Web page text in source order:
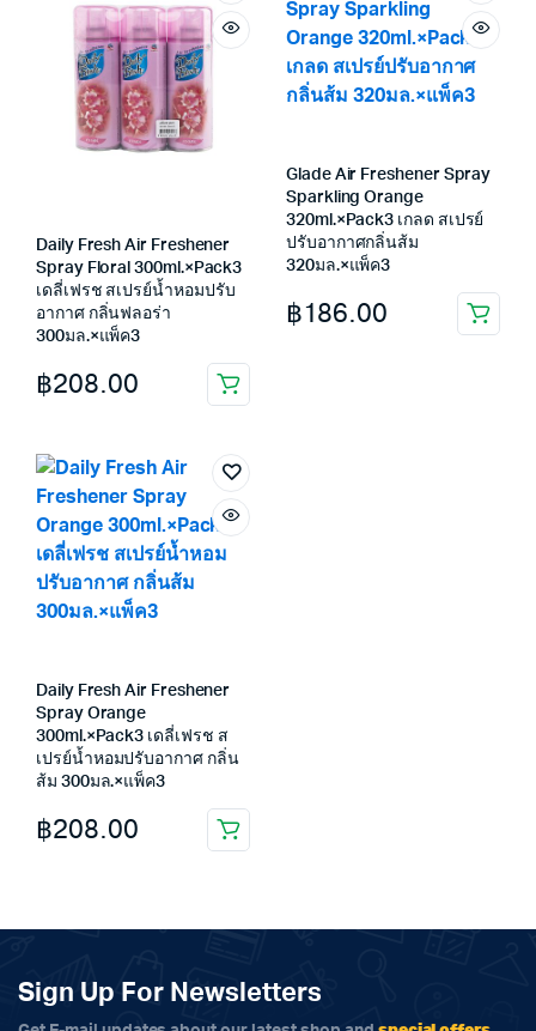
Daily Fresh Air Freshener
Spray Floral 300ml.×Pack3
เดลี่เฟรช สเปรย์น้ำหอมปรับ
อากาศ กลิ่นฟลอร่า
300มล.×แพ็ค3
฿208.00
Glade Air Freshener Spray
Sparkling Orange
320ml.×Pack3 เกลด สเปรย์
ปรับอากาศกลิ่นส้ม
320มล.×แพ็ค3
฿186.00
Daily Fresh Air Freshener
Spray Orange
300ml.×Pack3 เดลี่เฟรช ส
เปรย์น้ำหอมปรับอากาศ กลิ่น
ส้ม 300มล.×แพ็ค3
฿208.00
Sign Up For Newsletters